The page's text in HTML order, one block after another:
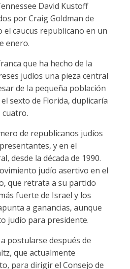
David Kustoff
por Craig Goldman de
el caucus republicano en un
enero.
que ha hecho de la
judíos una pieza central
de la pequeña población
sexto de Florida, duplicaría
de republicanos judíos
y en el
desde la década de 1990.
judío asertivo en el
que retrata a su partido
fuerte de Israel y los
a ganancias, aunque
judío para presidente.
postularse después de
que actualmente
para dirigir el Consejo de